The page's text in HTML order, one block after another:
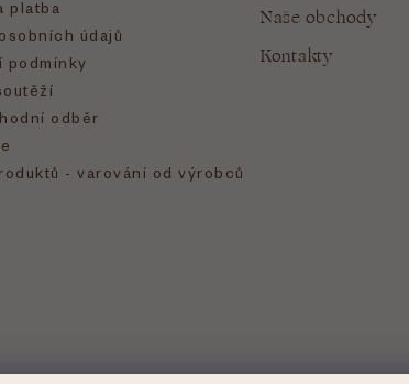
platba
údajů
podmínky
odběr
- varování od výrobců
Naše obchody
Kontakty